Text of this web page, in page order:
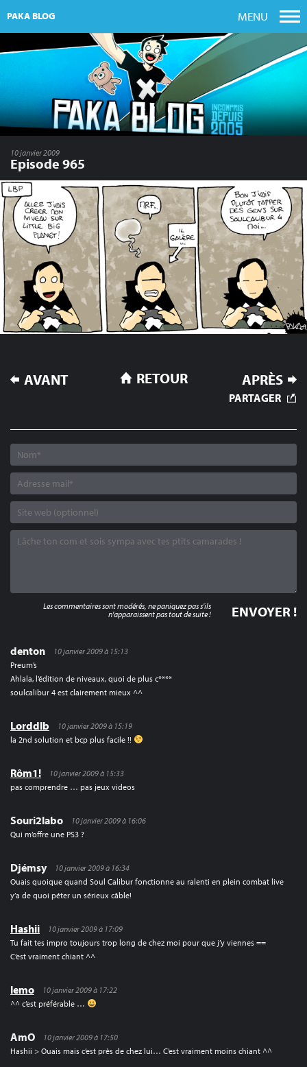
PAKA BLOG MENU
10 janvier 2009
Episode 965
NAVIGATION
DE
AVANT APRÈS
RETOUR
PARTAGER
denton
10 janvier 2009 à 15:13
Preum’s
Ahlala, l’édition de niveaux, quoi de plus c****
soulcalibur 4 est clairement mieux ^^
Lorddlb
10 janvier 2009 à 15:19
la 2nd solution et bcp plus facile !!
Rôm1!
10 janvier 2009 à 15:33
pas comprendre … pas jeux videos
Souri2labo
10 janvier 2009 à 16:06
Qui m’offre une PS3 ?
Djémsy
10 janvier 2009 à 16:34
Ouais quoique quand Soul Calibur fonctionne au ralenti en plein combat live
y’a de quoi péter un sérieux câble!
Hashii
10 janvier 2009 à 17:09
Tu fait tes impro toujours trop long de chez moi pour que j’y viennes ==
C’est vraiment chiant ^^
lemo
10 janvier 2009 à 17:22
^^ c’est préférable …
AmO
10 janvier 2009 à 17:50
Hashii > Ouais mais c’est près de chez lui… C’est vraiment moins chiant ^^
Les commentaires sont modérés, ne paniquez pas s'ils
n'apparaissent pas tout de suite !